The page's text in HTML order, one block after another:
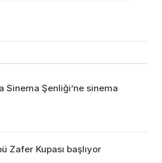
Sinema Şenliği’ne sinema
Zafer Kupası başlıyor